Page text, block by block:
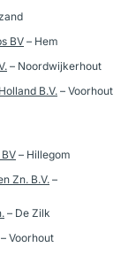
BV– Hem
– Noordwijkerhout
B.V. – Voorhout
– Hillegom
Zn. B.V. –
– De Zilk
– Voorhout